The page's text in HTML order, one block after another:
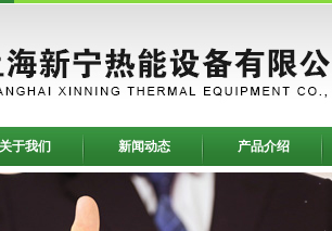
关于我们 新闻动态 产品介绍